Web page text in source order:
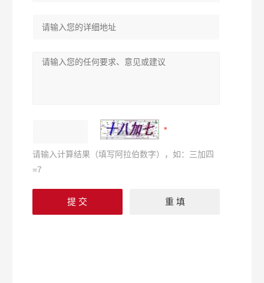
请输入计算结果（填写阿拉伯数字），如：三加四
=7